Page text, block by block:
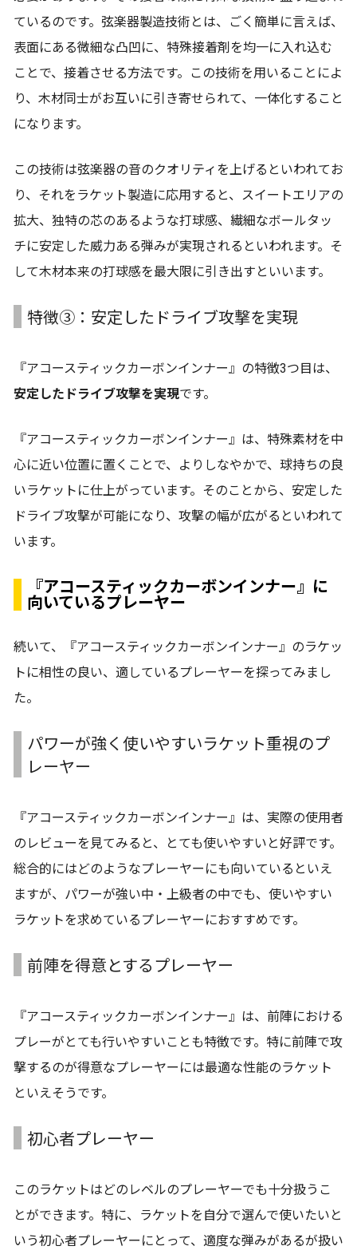
ているのです。弦楽器製造技術とは、ごく簡単に言えば、
表面にある微細な凸凹に、特殊接着剤を均一に入れ込む
ことで、接着させる方法です。この技術を用いることによ
り、木材同士がお互いに引き寄せられて、一体化すること
になります。
この技術は弦楽器の音のクオリティを上げるといわれてお
り、それをラケット製造に応用すると、スイートエリアの
拡大、独特の芯のあるような打球感、繊細なボールタッ
チに安定した威力ある弾みが実現されるといわれます。そ
して木材本来の打球感を最大限に引き出すといいます。
特徴③：安定したドライブ攻撃を実現
『アコースティックカーボンインナー』の特徴3つ目は、
安定したドライブ攻撃を実現です。
『アコースティックカーボンインナー』は、特殊素材を中
心に近い位置に置くことで、よりしなやかで、球持ちの良
いラケットに仕上がっています。そのことから、安定した
ドライブ攻撃が可能になり、攻撃の幅が広がるといわれて
います。
『アコースティックカーボンインナー』に
向いているプレーヤー
続いて、『アコースティックカーボンインナー』のラケッ
トに相性の良い、適しているプレーヤーを探ってみまし
た。
パワーが強く使いやすいラケット重視のプ
レーヤー
『アコースティックカーボンインナー』は、実際の使用者
のレビューを見てみると、とても使いやすいと好評です。
総合的にはどのようなプレーヤーにも向いているといえ
ますが、パワーが強い中・上級者の中でも、使いやすい
ラケットを求めているプレーヤーにおすすめです。
前陣を得意とするプレーヤー
『アコースティックカーボンインナー』は、前陣における
プレーがとても行いやすいことも特徴です。特に前陣で攻
撃するのが得意なプレーヤーには最適な性能のラケット
といえそうです。
初心者プレーヤー
このラケットはどのレベルのプレーヤーでも十分扱うこ
とができます。特に、ラケットを自分で選んで使いたいと
いう初心者プレーヤーにとって、適度な弾みがあるが扱い